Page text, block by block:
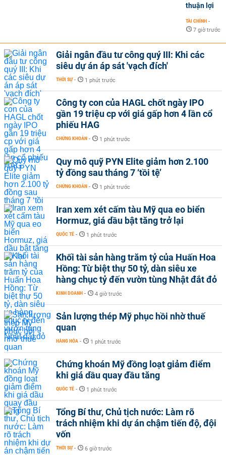
thuận lợi
TÀI CHÍNH -
7 giờ trước
Giải ngân đầu tư công quý III: Khi các
siêu dự án áp sát 'vạch đích'
THỜI SỰ - 1 phút trước
Công ty con của HAGL chốt ngày IPO
gần 19 triệu cp với giá gấp hơn 4 lần cổ
phiếu HAG
CHỨNG KHOÁN - 1 phút trước
Quy mô quỹ PYN Elite giảm hơn 2.100
tỷ đồng sau tháng 7 ‘tồi tệ’
CHỨNG KHOÁN - 1 phút trước
Iran xem xét cấm tàu Mỹ qua eo biển
Hormuz, giá dầu bật tăng trở lại
QUỐC TẾ - 1 phút trước
Khối tài sản hàng trăm tỷ của Huấn Hoa
Hồng: Từ biệt thự 50 tỷ, dàn siêu xe
hàng chục tỷ đến vườn tùng Nhật đắt đỏ
KINH DOANH - 4 giờ trước
Sản lượng thép Mỹ phục hồi nhờ thuế
quan
HÀNG HÓA - 1 phút trước
Chứng khoán Mỹ đồng loạt giảm điểm
khi giá dầu quay đầu tăng
QUỐC TẾ - 1 phút trước
Tổng Bí thư, Chủ tịch nước: Làm rõ
trách nhiệm khi dự án chậm tiến độ, đội
vốn
THỜI SỰ - 6 giờ trước